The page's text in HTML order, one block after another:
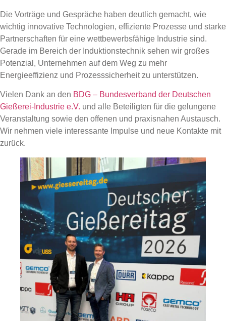
Die Vorträge und Gespräche haben deutlich gemacht, wie
wichtig innovative Technologien, effiziente Prozesse und starke
Partnerschaften für eine wettbewerbsfähige Industrie sind.
Gerade im Bereich der Induktionstechnik sehen wir großes
Potenzial, Unternehmen auf dem Weg zu mehr
Energieeffizienz und Prozesssicherheit zu unterstützen.
Vielen Dank an den BDG – Bundesverband der Deutschen
Gießerei-Industrie e.V. und alle Beteiligten für die gelungene
Veranstaltung sowie den offenen und praxisnahen Austausch.
Wir nehmen viele interessante Impulse und neue Kontakte mit
zurück.